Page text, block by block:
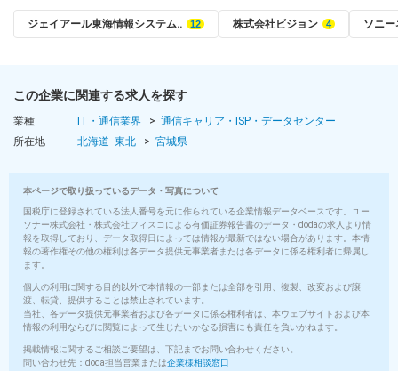
ジェイアール東海情報システム‥ 株式会社ビジョン ソニ
この企業に関連する求人を探す
業種 IT・通信業界
通信キャリア・ISP・データセンター
所在地
北海道･東北 宮城県
本ページで取り扱っているデータ・写真について
国税庁に登録されている法人番号を元に作られている企業情報データベースです。ユー
ソナー株式会社・株式会社フィスコによる有価証券報告書のデータ・dodaの求人より情
報を取得しており、データ取得日によっては情報が最新ではない場合があります。本情
報の著作権その他の権利は各データ提供元事業者または各データに係る権利者に帰属し
ます。
個人の利用に関する目的以外で本情報の一部または全部を引用、複製、改変および譲
渡、転貸、提供することは禁止されています。
当社、各データ提供元事業者および各データに係る権利者は、本ウェブサイトおよび本
情報の利用ならびに閲覧によって生じたいかなる損害にも責任を負いかねます。
掲載情報に関するご相談ご要望は、下記までお問い合わせください。
問い合わせ先：doda担当営業または企業様相談窓口